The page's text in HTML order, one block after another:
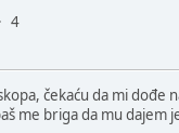
4
čekaću da mi dođe
me briga da mu dajem